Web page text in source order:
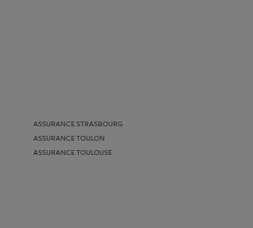
ASSURANCE STRASBOURG
ASSURANCE TOULON
ASSURANCE TOULOUSE